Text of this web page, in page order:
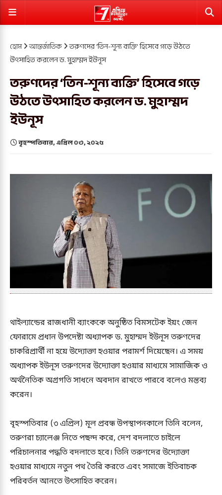
হোম আন্তর্জাতিক তরুণদের ‘তিন-শূন্য ব্যক্তি’ হিসেবে গড়ে উঠতে
উৎসাহিত করলেন ড. মুহাম্মদ ইউনূস
তরুণদের ‘তিন-শূন্য ব্যক্তি’ হিসেবে গড়ে
উঠতে উৎসাহিত করলেন ড. মুহাম্মদ
ইউনূস
বৃহস্পতিবার, এপ্রিল ০৩, ২০২৫
থাইল্যান্ডের রাজধানী ব্যাংককে অনুষ্ঠিত বিমসটেক ইয়ং জেন
ফোরামে প্রধান উপদেষ্টা অধ্যাপক ড. মুহাম্মদ ইউনূস তরুণদের
চাকরিপ্রার্থী না হয়ে উদ্যোক্তা হওয়ার পরামর্শ দিয়েছেন। এ সময়
অধ্যাপক ইউনূস তরুণদের উদ্যোক্তা হওয়ার মাধ্যমে সামাজিক ও
অর্থনৈতিক অগ্রগতি সাধনে অবদান রাখতে পারবে বলেও মন্তব্য
করেন।
বৃহস্পতিবার (৩ এপ্রিল) মূল প্রবন্ধ উপস্থাপনকালে তিনি বলেন,
তরুণরা চ্যালেঞ্জ নিতে পছন্দ করে, দেশ বদলাতে চাইলে
পরিচালনার পদ্ধতি বদলাতে হবে। তিনি তরুণদের উদ্যোক্তা
হওয়ার মাধ্যমে নতুন পথ তৈরি করতে এবং সমাজে ইতিবাচক
পরিবর্তন আনতে উৎসাহিত করেন।